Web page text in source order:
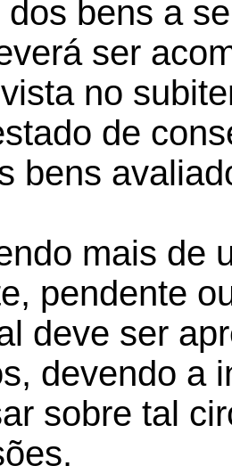
bens a
ser
no
de
bens
mais de
pendente
deve ser
devendo a
sobre tal